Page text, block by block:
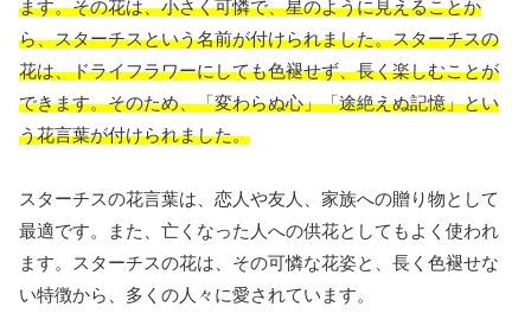
ます。その花は、小さく可憐で、星のように見えることか
ら、スターチスという名前が付けられました。スターチスの
花は、ドライフラワーにしても色褪せず、長く楽しむことが
できます。そのため、「変わらぬ心」「途絶えぬ記憶」とい
う花言葉が付けられました。
スターチスの花言葉は、恋人や友人、家族への贈り物として
最適です。また、亡くなった人への供花としてもよく使われ
ます。スターチスの花は、その可憐な花姿と、長く色褪せな
い特徴から、多くの人々に愛されています。